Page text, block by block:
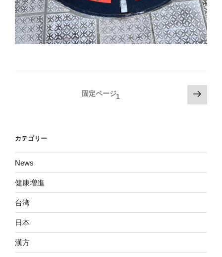
ペ
ジ
送
り
固定ページ1
次
の
カテゴリー
News
健康増進
台湾
日本
漢方